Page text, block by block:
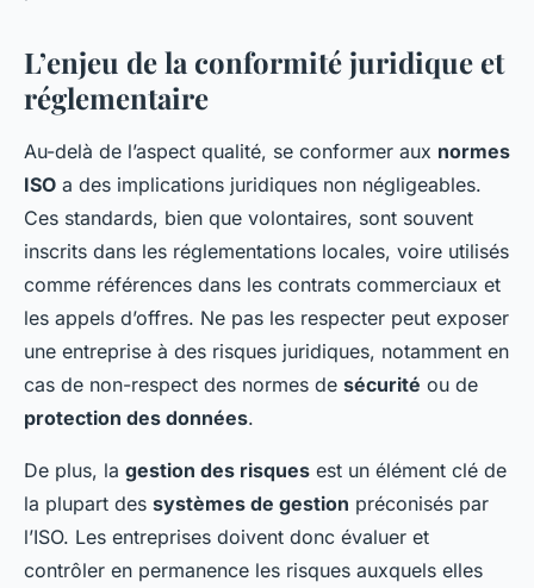
L’enjeu de la conformité juridique et
réglementaire
Au-delà de l’aspect qualité, se conformer aux normes
ISO a des implications juridiques non négligeables.
Ces standards, bien que volontaires, sont souvent
inscrits dans les réglementations locales, voire utilisés
comme références dans les contrats commerciaux et
les appels d’offres. Ne pas les respecter peut exposer
une entreprise à des risques juridiques, notamment en
cas de non-respect des normes de sécurité ou de
protection des données.
De plus, la gestion des risques est un élément clé de
la plupart des systèmes de gestion préconisés par
l’ISO. Les entreprises doivent donc évaluer et
contrôler en permanence les risques auxquels elles